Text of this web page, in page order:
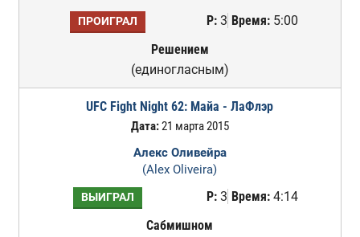
ПРОИГРАЛ Р:3 Время:5:00
Решением
(единогласным)
UFC Fight Night 62: Майа - ЛаФлэр
Дата:21 марта 2015
Алекс Оливейра
(Alex Oliveira)
ВЫИГРАЛ Р:3 Время:4:14
Сабмишном